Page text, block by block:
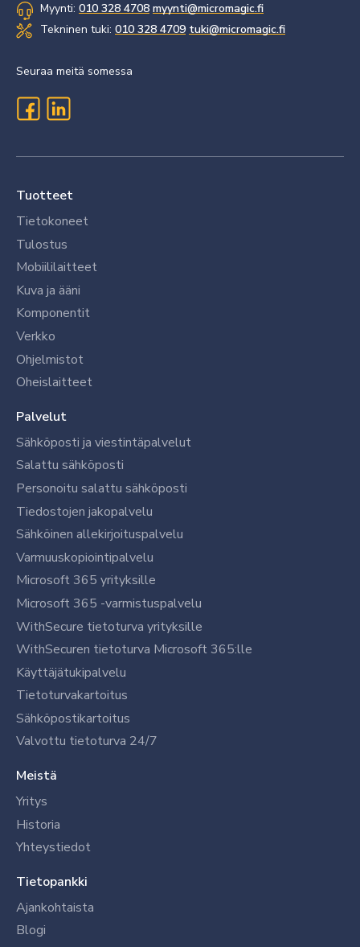
Myynti: 010 328 4708 myynti@micromagic.fi
Tekninen tuki: 010 328 4709 tuki@micromagic.fi
Seuraa meitä somessa
Tuotteet
Tietokoneet
Tulostus
Mobiililaitteet
Kuva ja ääni
Komponentit
Verkko
Ohjelmistot
Oheislaitteet
Palvelut
Sähköposti ja viestintäpalvelut
Salattu sähköposti
Personoitu salattu sähköposti
Tiedostojen jakopalvelu
Sähköinen allekirjoituspalvelu
Varmuuskopiointipalvelu
Microsoft 365 yrityksille
Microsoft 365 -varmistuspalvelu
WithSecure tietoturva yrityksille
WithSecuren tietoturva Microsoft 365:lle
Käyttäjätukipalvelu
Tietoturvakartoitus
Sähköpostikartoitus
Valvottu tietoturva 24/7
Meistä
Yritys
Historia
Yhteystiedot
Tietopankki
Ajankohtaista
Blogi